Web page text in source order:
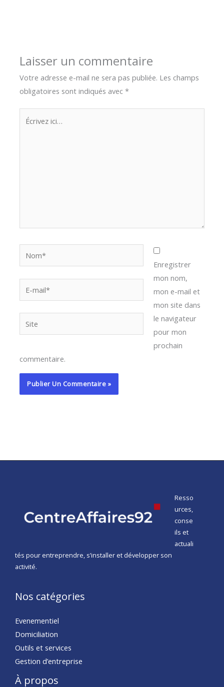
Laisser un commentaire
Votre adresse e-mail ne sera pas publiée. Les champs
obligatoires sont indiqués avec*
Écrivez
mail*
Enregistrer
mon nom,
mon e-mail et
mon site dans
le navigateur
pour mon
prochain
commentaire.
Resso
urces,
conse
ils et
actuali
tés pour entreprendre, s’installer et développer son
activité.
Nos catégories
Evenementiel
Domiciliation
Outils et services
Gestion d’entreprise
À propos